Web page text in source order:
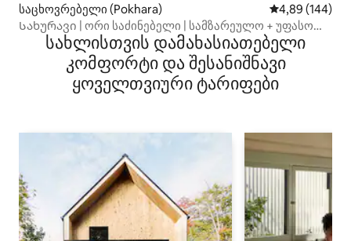
საცხოვრებელი (Pokhara) საშუალო
4,89 (144)
Სახურავი | ორი საძინებელი | სამზარეულო + უფასო
სახლისთვის დამახასიათებელი
კომფორტი და შესანიშნავი
ყოველთვიური ტარიფები